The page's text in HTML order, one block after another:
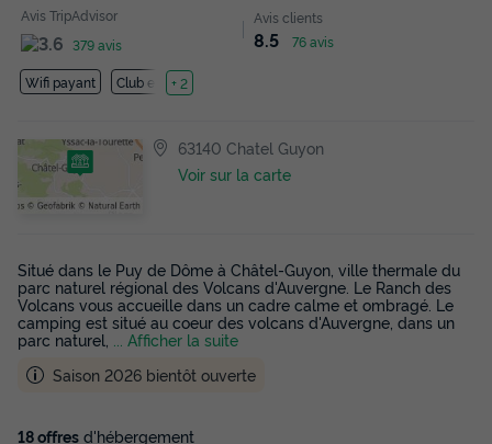
Avis TripAdvisor
379 avis
Avis clients
8.5 76 avis
Wifi payant Club enfant
+ 2
63140 Chatel Guyon
Voir sur la carte
Situé dans le Puy de Dôme à Châtel-Guyon, ville thermale du
parc naturel régional des Volcans d'Auvergne. Le Ranch des
Volcans vous accueille dans un cadre calme et ombragé. Le
camping est situé au coeur des volcans d'Auvergne, dans un
parc naturel,
... Afficher la suite
Saison 2026 bientôt ouverte
18 offres d'hébergement